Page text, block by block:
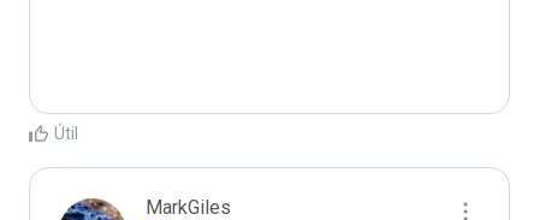
Útil
MarkGiles